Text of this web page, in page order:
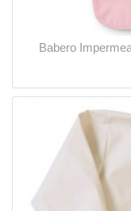
Babero